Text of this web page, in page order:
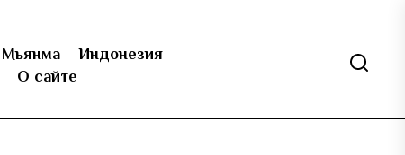
Мьянма
Индонезия
О сайте